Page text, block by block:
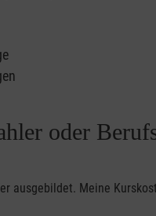
oder
ausgebildet. Meine